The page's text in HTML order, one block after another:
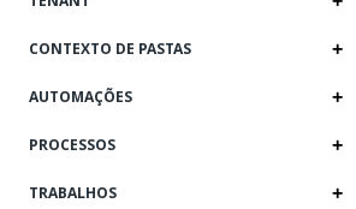
CONTEXTO DE PASTAS
AUTOMAÇÕES
PROCESSOS
TRABALHOS